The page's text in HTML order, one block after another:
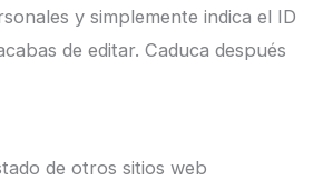
y simplemente indica el ID
de editar. Caduca después
de otros sitios web